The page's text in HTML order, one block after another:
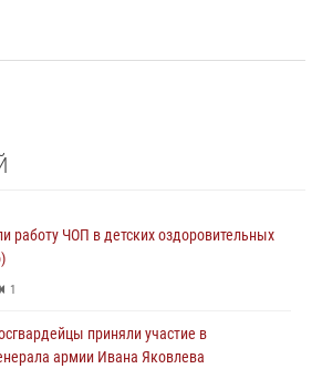
работу ЧОП в детских оздоровительных
1
приняли участие в
армии Ивана Яковлева